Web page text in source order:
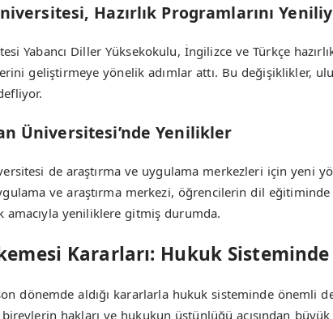
Hazırlık Programlarını
Yabancı Diller Yüksekokulu, İngilizce ve Türkçe
geliştirmeye yönelik adımlar attı. Bu değişiklikler,
Üniversitesi’nde Yenilikler
de araştırma ve uygulama merkezleri için yeni
ve araştırma merkezi, öğrencilerin dil
amacıyla yeniliklere gitmiş durumda.
Kararları: Hukuk
dönemde aldığı kararlarla hukuk sisteminde önemli
hakları ve hukukun üstünlüğü açısından